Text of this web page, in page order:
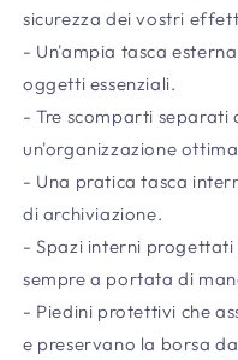
sicurezza dei vostri
- Un'ampia tasca
oggetti essenziali.
- Tre scomparti
un'organizzazione
- Una pratica tasca
di archiviazione.
- Spazi interni
sempre a portata di
- Piedini protettivi che
e preservano la borsa